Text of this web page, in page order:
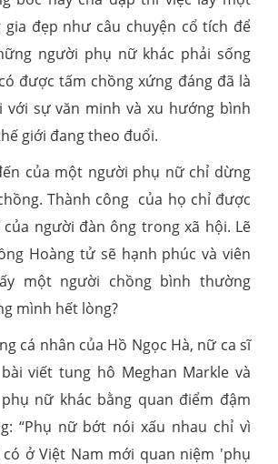
gia đẹp như câu chuyện cổ tích để
người phụ nữ khác phải sống
được tấm chồng xứng đáng đã là
với sự văn minh và xu hướng bình
giới đang theo đuổi.
của một người phụ nữ chỉ dừng
Thành công của họ chỉ được
người đàn ông trong xã hội. Lẽ
Hoàng tử sẽ hạnh phúc và viên
một người chồng bình thường
mình hết lòng?
cá nhân của Hồ Ngọc Hà, nữ ca sĩ
viết tung hô Meghan Markle và
nữ khác bằng quan điểm đậm
“Phụ nữ bớt nói xấu nhau chỉ vì
ở Việt Nam mới quan niệm 'phụ